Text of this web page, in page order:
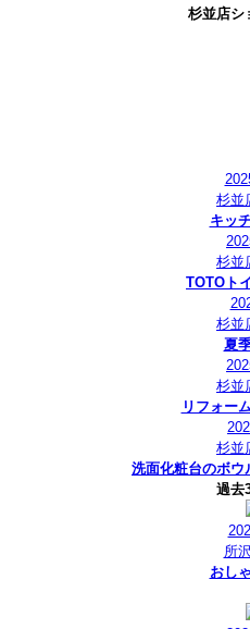
杉並店シ
杉並
キッ
杉並
TOTOト
杉並
夏
杉並
リフォー
杉並
洗面化粧台のボウ
過去
所
おし